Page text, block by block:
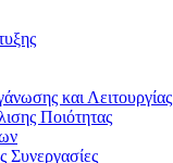
και Λειτουργίας
Ποιότητας
Συνεργασίες